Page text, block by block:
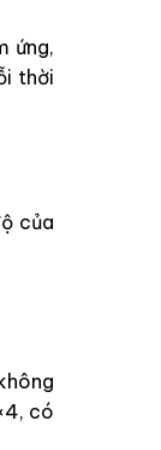
ứng,
thời
của
có